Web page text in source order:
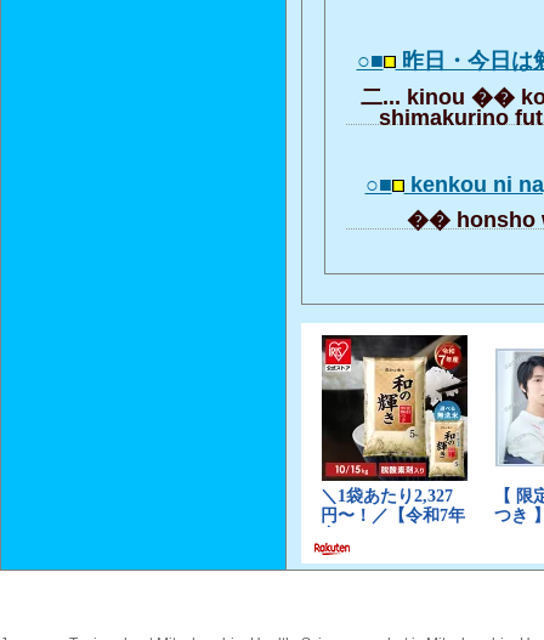
○■ 昨日・今日
二... kinou ��
shimakurino
○■ kenkou ni
�� honsho